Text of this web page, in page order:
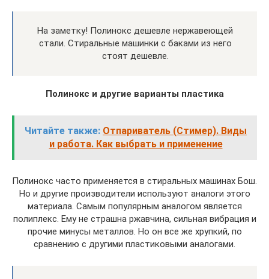
На заметку! Полинокс дешевле нержавеющей
стали. Стиральные машинки с баками из него
стоят дешевле.
Полинокс и другие варианты пластика
Читайте также: Отпариватель (Стимер). Виды
и работа. Как выбрать и применение
Полинокс часто применяется в стиральных машинах Бош.
Но и другие производители используют аналоги этого
материала. Самым популярным аналогом является
полиплекс. Ему не страшна ржавчина, сильная вибрация и
прочие минусы металлов. Но он все же хрупкий, по
сравнению с другими пластиковыми аналогами.